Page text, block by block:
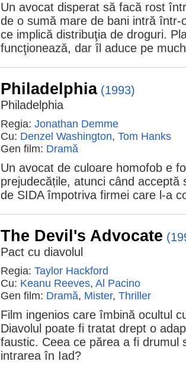
Un avocat disperat să facă rost
de o sumă mare de bani intră într-
ce implică distribuţia de droguri.
funcţionează, dar îl aduce pe
Philadelphia (1993)
Philadelphia
Regia: Jonathan Demme
Cu: Denzel Washington, Tom Hanks
Gen film: Dramă
Un avocat de culoare homofob e
prejudecățile, atunci când acceptă
de SIDA împotriva firmei care l-a
The Devil's Advocate
Pact cu diavolul
Regia: Taylor Hackford
Cu: Keanu Reeves, Al Pacino
Gen film: Dramă, Mister, Thriller
Film ingenios care îmbină ocultul
Diavolul poate fi tratat drept o
faustic. Ceea ce părea a fi drumul
intrarea în Iad?